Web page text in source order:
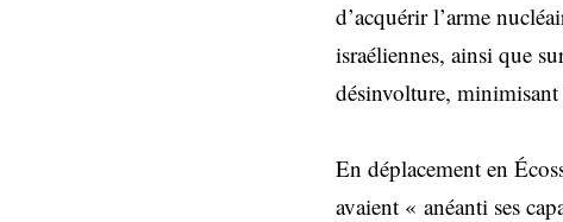
d’acquérir l’arme
israéliennes, ainsi que
désinvolture, minimisant
En déplacement en
avaient « anéanti ses